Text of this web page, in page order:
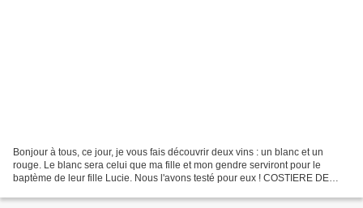
Bonjour à tous, ce jour, je vous fais découvrir deux vins : un blanc et un
rouge. Le blanc sera celui que ma fille et mon gendre serviront pour le
baptème de leur fille Lucie. Nous l'avons testé pour eux ! COSTIERE DE